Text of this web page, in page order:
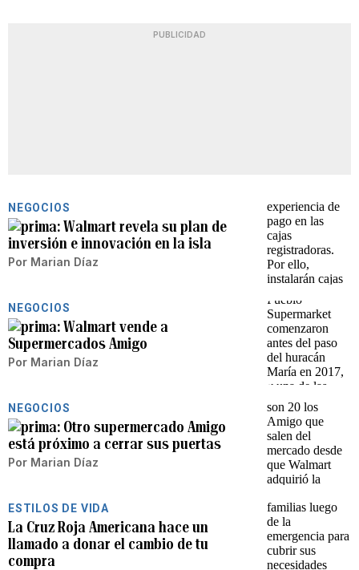
PUBLICIDAD
NEGOCIOS
Walmart revela su plan de
inversión e innovación en la isla
Por Marian Díaz
NEGOCIOS
Walmart vende a
Supermercados Amigo
Por Marian Díaz
NEGOCIOS
Otro supermercado Amigo
está próximo a cerrar sus puertas
Por Marian Díaz
ESTILOS DE VIDA
La Cruz Roja Americana hace un
llamado a donar el cambio de tu
compra